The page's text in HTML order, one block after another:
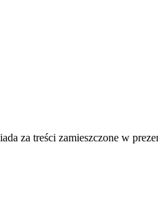
za treści zamieszczone w